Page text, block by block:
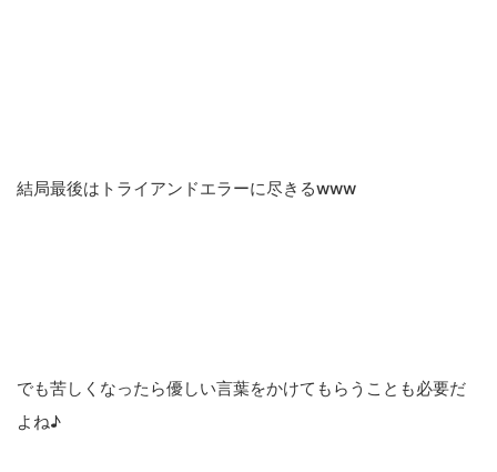
結局最後はトライアンドエラーに尽きるwww
でも苦しくなったら優しい言葉をかけてもらうことも必要だ
よね♪